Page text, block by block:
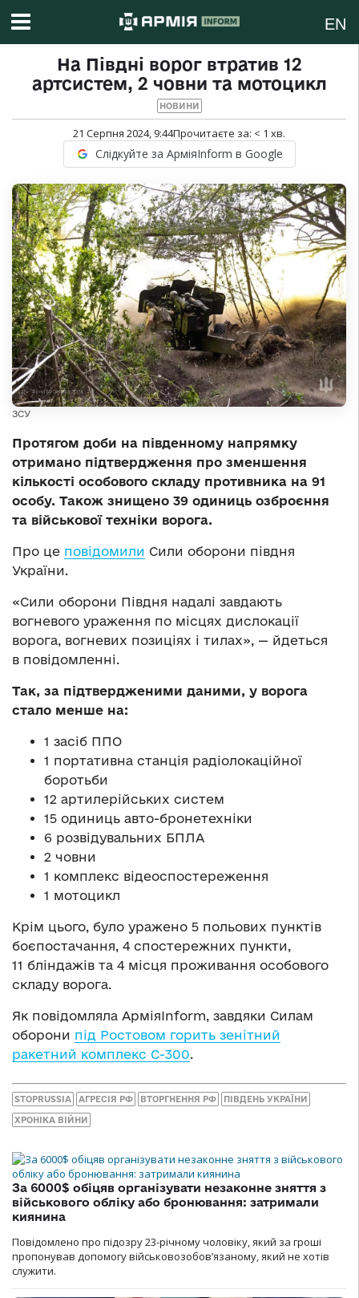
EN
На Півдні ворог втратив 12
артсистем, 2 човни та мотоцикл
НОВИНИ
21 Серпня 2024, 9:44Прочитаєте за: < 1 хв.
Слідкуйте за АрміяInform в Google
ЗСУ
Протягом доби на південному напрямку
отримано підтвердження про зменшення
кількості особового складу противника на 91
особу. Також знищено 39 одиниць озброєння
та військової техніки ворога.
Про це повідомили Сили оборони півдня
України.
«Сили оборони Півдня надалі завдають
вогневого ураження по місцях дислокації
ворога, вогневих позиціях і тилах», — йдеться
в повідомленні.
Так, за підтвердженими даними, у ворога
стало менше на:
1 засіб ППО
1 портативна станція радіолокаційної
боротьби
12 артилерійських систем
15 одиниць авто-бронетехніки
6 розвідувальних БПЛА
2 човни
1 комплекс відеоспостереження
1 мотоцикл
Крім цього, було уражено 5 польових пунктів
боєпостачання, 4 спостережних пункти,
11 бліндажів та 4 місця проживання особового
складу ворога.
Як повідомляла АрміяInform, завдяки Силам
оборони під Ростовом горить зенітний
ракетний комплекс С-300.
STOPRUSSIA АГРЕСІЯ РФ ВТОРГНЕННЯ РФ ПІВДЕНЬ УКРАЇНИ
ХРОНІКА ВІЙНИ
За 6000$ обіцяв організувати незаконне зняття з
військового обліку або бронювання: затримали
киянина
Повідомлено про підозру 23-річному чоловіку, який за гроші
пропонував допомогу військовозобов’язаному, який не хотів
служити.